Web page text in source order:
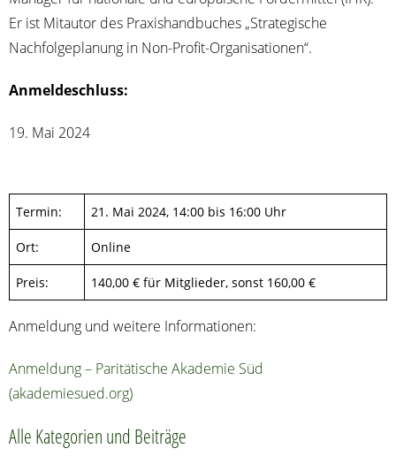
Er ist Mit­au­tor des Pra­xis­hand­bu­ches „Stra­te­gi­sche
Nach­fol­ge­pla­nung in Non-Profit-Organisationen“.
Anmel­de­schluss:
19. Mai 2024
Ter­min: 21. Mai 2024, 14:00 bis 16:00 Uhr
Ort: Online
Preis: 140,00 € für Mit­glie­der, sonst 160,00 €
Anmel­dung und wei­te­re Informationen:
Anmel­dung – Pari­tä­ti­sche Aka­de­mie Süd
(akademiesued.org)
Alle Kate­go­rien und Beiträge